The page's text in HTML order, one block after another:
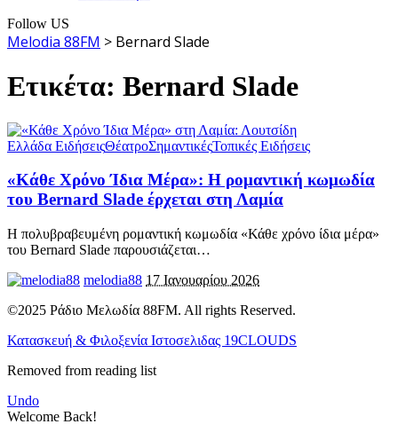
Follow US
Melodia 88FM > Bernard Slade
Ετικέτα: Bernard Slade
Ελλάδα ΕιδήσειςΘέατροΣημαντικέςΤοπικές Ειδήσεις
«Κάθε Χρόνο Ίδια Μέρα»: Η ρομαντική κωμωδία
του Bernard Slade έρχεται στη Λαμία
Η πολυβραβευμένη ρομαντική κωμωδία «Κάθε χρόνο ίδια μέρα»
του Bernard Slade παρουσιάζεται…
melodia88 17 Ιανουαρίου 2026
©2025 Ράδιο Μελωδία 88FM. All rights Reserved.
Κατασκευή & Φιλοξενία Ιστοσελιδας 19CLOUDS
Removed from reading list
Undo
Welcome Back!